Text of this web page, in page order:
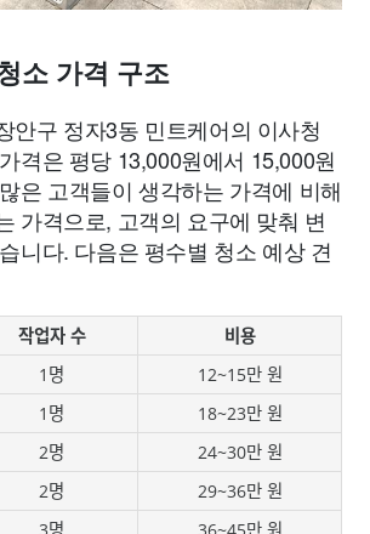
소 가격 구조
안구 정자3동 민트케어의 이사청
격은 평당 13,000원에서 15,000원
은 고객들이 생각하는 가격에 비해
가격으로, 고객의 요구에 맞춰 변
니다. 다음은 평수별 청소 예상 견
작업자 수
비용
1명
12~15만 원
1명
18~23만 원
2명
24~30만 원
2명
29~36만 원